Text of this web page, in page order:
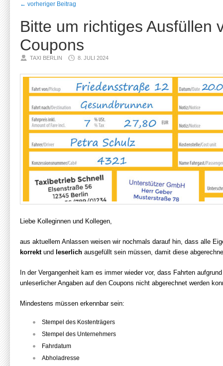
← vorheriger Beitrag
Bitte um richtiges Ausfüllen
Coupons
TAXI BERLIN 8. JULI 2024
Liebe Kolleginnen und Kollegen,
aus aktuellem Anlassen weisen wir nochmals darauf hin, dass alle
korrektund leserlich ausgefüllt sein müssen, damit diese
In der Vergangenheit kam es immer wieder vor, dass Fahrten
unleserlicher Angaben auf den Coupons nicht abgerechnet werden
Mindestens müssen erkennbar sein:
Stempel des Kostenträgers
Stempel des Unternehmers
Fahrdatum
Abholadresse